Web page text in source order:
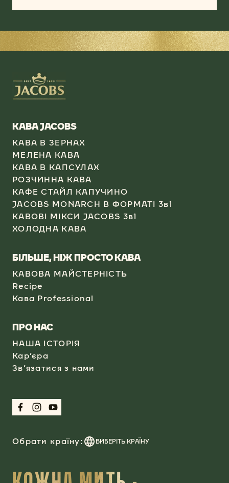
КАВА JACOBS​
КАВА В ЗЕРНАХ
МЕЛЕНА КАВА
КАВА В КАПСУЛАХ​
РОЗЧИННА КАВА​
КАФЕ СТАЙЛ КАПУЧИНО​
JACOBS MONARCH В ФОРМАТІ 3в1​
КАВОВІ МІКСИ JACOBS 3в1
ХОЛОДНА КАВА​
БІЛЬШЕ, НІЖ ПРОСТО КАВА
КАВОВА МАЙСТЕРНІСТЬ
Recipe
Кава Professional​
​ПРО НАС
НАША ІСТОРІЯ
Кар’єра
Зв’язатися з нами
Обрати країну: ВИБЕРІТЬ КРАЇНУ